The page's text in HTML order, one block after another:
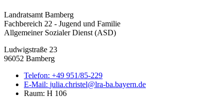
Landratsamt Bamberg
Fachbereich 22 - Jugend und Familie
Allgemeiner Sozialer Dienst (ASD)
Ludwigstraße 23
96052 Bamberg
Telefon: +49 951/85-229
E-Mail: julia.christel@lra-ba.bayern.de
Raum: H 106